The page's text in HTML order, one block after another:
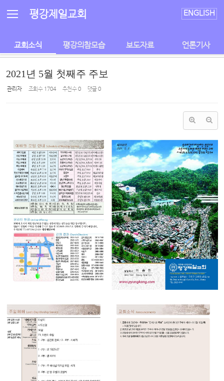
평강제일교회 ENGLISH
교회소식 평강의참모습 보도자료 언론기사
2021년 5월 첫째주 주보
관리자 조회 수 1704 추천 수0 댓글0